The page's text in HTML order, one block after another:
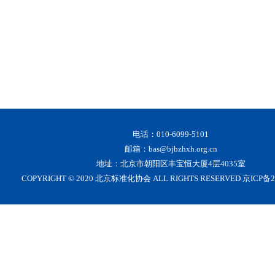
电话：010-6099-5101
邮箱：bas@bjbzhxh.org.cn
地址：北京市朝阳区丰宝恒大厦4层4035室
COPYRIGHT © 2020 北京标准化协会 ALL RIGHTS RESERVED 京ICP备